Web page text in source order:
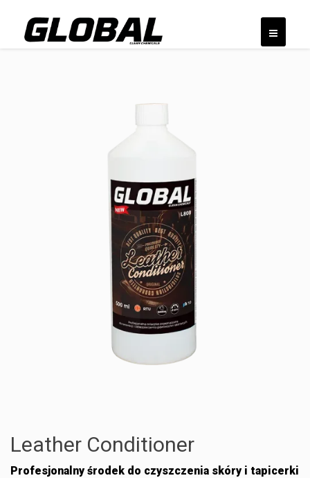
Leather Conditioner
Profesjonalny środek do czyszczenia skóry i tapicerki